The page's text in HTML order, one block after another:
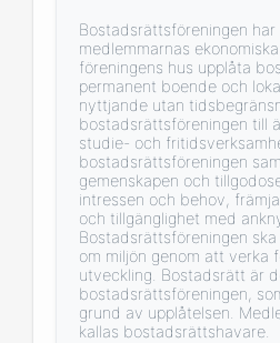
Bostadsrättsföreningen
medlemmarnas
föreningens hus upplåta
permanent boende och
nyttjande utan
bostadsrättsföreningen till
studie- och
bostadsrättsföreningen
gemenskapen och
intressen och behov,
och tillgänglighet med
Bostadsrättsföreningen
om miljön genom att verka
utveckling. Bostadsrätt är
bostadsrättsföreningen,
grund av upplåtelsen.
kallas bostadsrättshavare.